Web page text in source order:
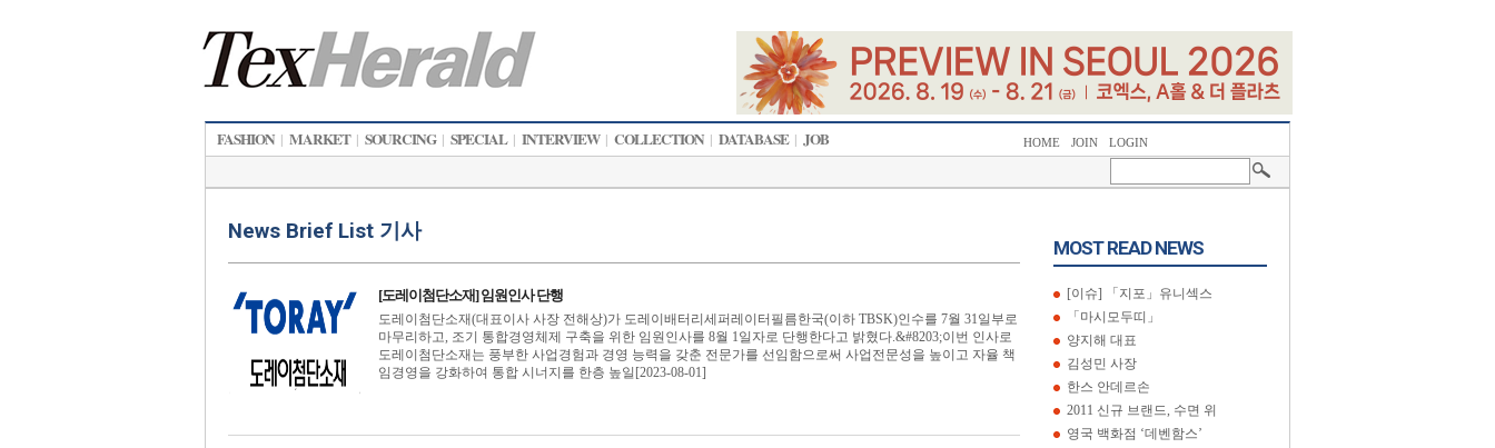
FASHION | MARKET | SOURCING | SPECIAL | INTERVIEW | COLLECTION | DATABASE | JOB HOME JOIN LOGIN
News Brief List 기사
[도레이첨단소재] 임원인사 단행
도레이첨단소재(대표이사 사장 전해상)가 도레이배터리세퍼레이터필름한국(이하 TBSK)인수를 7월 31일부로
마무리하고, 조기 통합경영체제 구축을 위한 임원인사를 8월 1일자로 단행한다고 밝혔다.&#8203;이번 인사로
도레이첨단소재는 풍부한 사업경험과 경영 능력을 갖춘 전문가를 선임함으로써 사업전문성을 높이고 자율 책
임경영을 강화하여 통합 시너지를 한층 높일[2023-08-01]
MOST READ NEWS
[이슈] 「지포」유니섹스
「마시모두띠」
양지해 대표
김성민 사장
한스 안데르손
2011 신규 브랜드, 수면 위
영국 백화점 ‘데벤함스’